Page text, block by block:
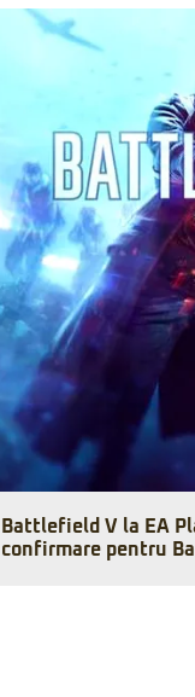
Battlefield V la EA
confirmare pentru